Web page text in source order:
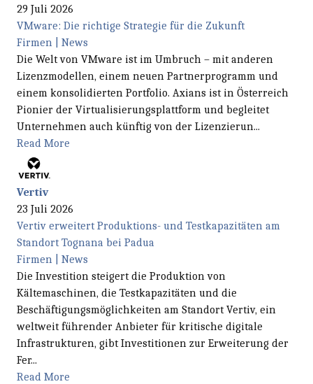
29 Juli 2026
VMware: Die richtige Strategie für die Zukunft
Firmen | News
Die Welt von VMware ist im Umbruch – mit anderen
Lizenzmodellen, einem neuen Partnerprogramm und
einem konsolidierten Portfolio. Axians ist in Österreich
Pionier der Virtualisierungsplattform und begleitet
Unternehmen auch künftig von der Lizenzierun...
Read More
Vertiv
23 Juli 2026
Vertiv erweitert Produktions- und Testkapazitäten am
Standort Tognana bei Padua
Firmen | News
Die Investition steigert die Produktion von
Kältemaschinen, die Testkapazitäten und die
Beschäftigungsmöglichkeiten am Standort Vertiv, ein
weltweit führender Anbieter für kritische digitale
Infrastrukturen, gibt Investitionen zur Erweiterung der
Fer...
Read More